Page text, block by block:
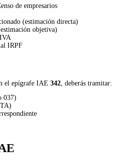
de empresarios
(estimación directa)
objetiva)
IRPF
el epígrafe IAE 342 , deberás tramitar:
037)